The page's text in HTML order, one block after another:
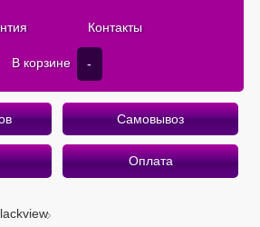
Контакты
В корзине -
Самовывоз
Оплата